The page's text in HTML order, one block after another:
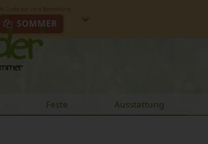
SOMMER
Feste Ausstattung